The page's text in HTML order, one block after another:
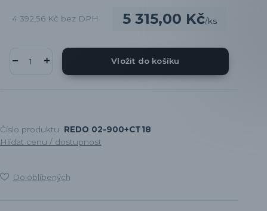
5 315,00 Kč/ks
4 392,56 Kč bez DPH
Vložit do košíku
Číslo produktu: REDO 02-900+CT18
Hlídat cenu / dostupnost
Do oblíbených